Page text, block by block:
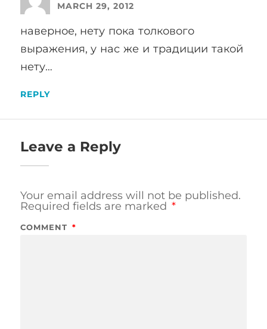
MARCH 29, 2012
наверное, нету пока толкового
выражения, у нас же и традиции такой
нету…
REPLY
Leave a Reply
Your email address will not be published.
Required fields are marked *
COMMENT *